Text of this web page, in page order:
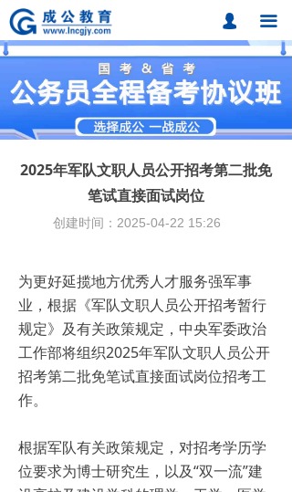
끀
首页
课程中心
题库中心
网校课程
成公合作
招考动态
在线报名
넙
2025年军队文职人员公开招考第二批免
笔试直接面试岗位
为更好延揽地方优秀人才服务强军事
业，根据《军队文职人员公开招考暂行
规定》及有关政策规定，中央军委政治
工作部将组织2025年军队文职人员公开
招考第二批免笔试直接面试岗位招考工
作。
根据军队有关政策规定，对招考学历学
位要求为博士研究生，以及“双一流”建
创建时间： 2025-04-22 15:26